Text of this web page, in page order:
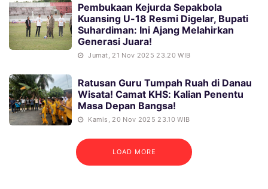
Pembukaan Kejurda Sepakbola
Kuansing U-18 Resmi Digelar, Bupati
Suhardiman: Ini Ajang Melahirkan
Generasi Juara!
Jumat, 21 Nov 2025 23.20 WIB
Ratusan Guru Tumpah Ruah di Danau
Wisata! Camat KHS: Kalian Penentu
Masa Depan Bangsa!
Kamis, 20 Nov 2025 23.10 WIB
LOAD MORE